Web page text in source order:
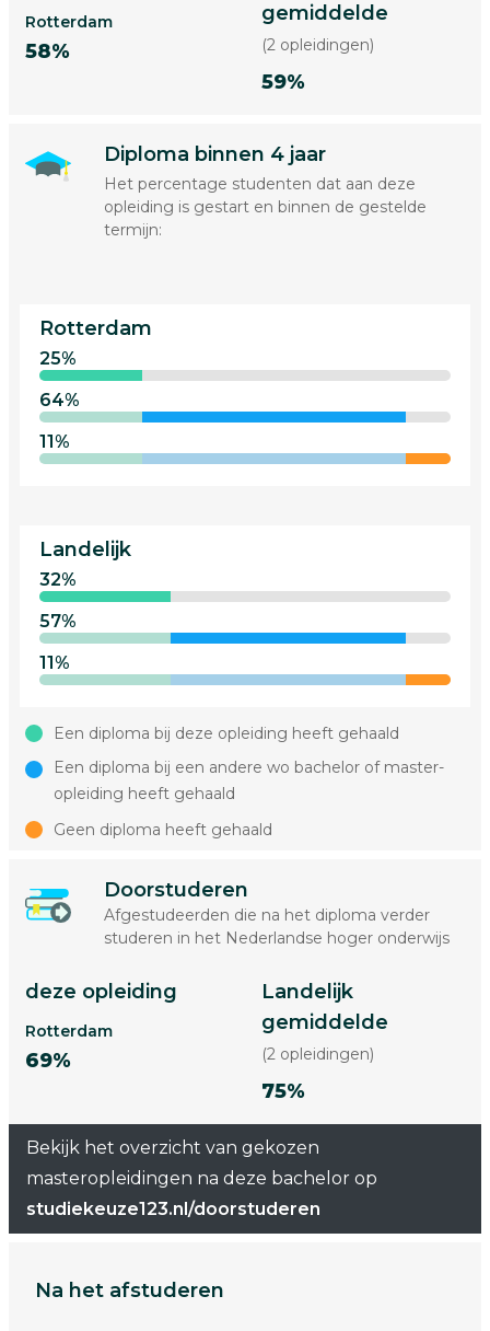
Rotterdam
58%
gemiddelde
(2 opleidingen)
59%
Diploma binnen 4 jaar
Het percentage studenten dat aan deze
opleiding is gestart en binnen de gestelde
termijn:
Rotterdam
25%
64%
11%
Landelijk
32%
57%
11%
Een diploma bij deze opleiding heeft gehaald
Een diploma bij een andere wo bachelor of master-
opleiding heeft gehaald
Geen diploma heeft gehaald
Doorstuderen
Afgestudeerden die na het diploma verder
studeren in het Nederlandse hoger onderwijs
deze opleiding
Rotterdam
69%
Landelijk
gemiddelde
(2 opleidingen)
75%
Bekijk het overzicht van gekozen
masteropleidingen na deze bachelor op
studiekeuze123.nl/doorstuderen
Na het afstuderen